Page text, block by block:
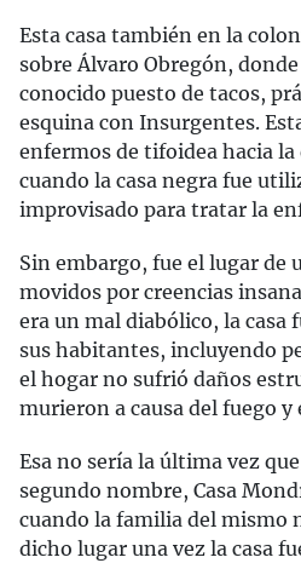
Esta casa también en la
sobre Álvaro Obregón,
conocido puesto de tacos,
esquina con Insurgentes.
enfermos de tifoidea hacia la
cuando la casa negra fue
improvisado para tratar la
Sin embargo, fue el lugar de
movidos por creencias
era un mal diabólico, la casa
sus habitantes, incluyendo
el hogar no sufrió daños
murieron a causa del fuego y
Esa no sería la última vez
segundo nombre, Casa
cuando la familia del mismo
dicho lugar una vez la casa